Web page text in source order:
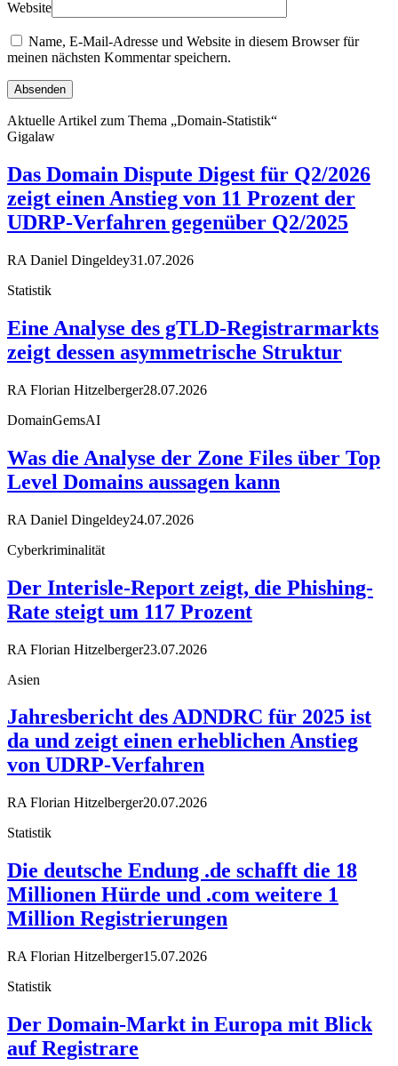
Website
Name, E-Mail-Adresse und Website in diesem Browser für
meinen nächsten Kommentar speichern.
Aktuelle Artikel zum Thema „Domain-Statistik“
Gigalaw
Das Domain Dispute Digest für Q2/2026
zeigt einen Anstieg von 11 Prozent der
UDRP-Verfahren gegenüber Q2/2025
RA Daniel Dingeldey31.07.2026
Statistik
Eine Analyse des gTLD-Registrarmarkts
zeigt dessen asymmetrische Struktur
RA Florian Hitzelberger28.07.2026
DomainGemsAI
Was die Analyse der Zone Files über Top
Level Domains aussagen kann
RA Daniel Dingeldey24.07.2026
Cyberkriminalität
Der Interisle-Report zeigt, die Phishing-
Rate steigt um 117 Prozent
RA Florian Hitzelberger23.07.2026
Asien
Jahresbericht des ADNDRC für 2025 ist
da und zeigt einen erheblichen Anstieg
von UDRP-Verfahren
RA Florian Hitzelberger20.07.2026
Statistik
Die deutsche Endung .de schafft die 18
Millionen Hürde und .com weitere 1
Million Registrierungen
RA Florian Hitzelberger15.07.2026
Statistik
Der Domain-Markt in Europa mit Blick
auf Registrare